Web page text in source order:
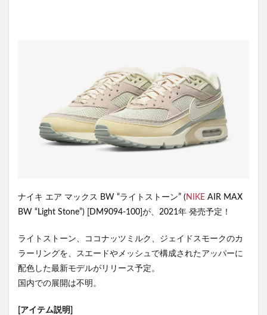
ナイキ エア マックス BW “ライトストーン” ( NIKE AIR MAX
BW “Light Stone”) [DM9094-100]が、2021年 発売予定！
ライトストーン、ココナッツミルク、ジェイドスモークのカ
ラーリングを、スエードやメッシュで構成されたアッパーに
配色した最新モデルがリリース予定。
国内での展開は不明。
[アイテム説明]